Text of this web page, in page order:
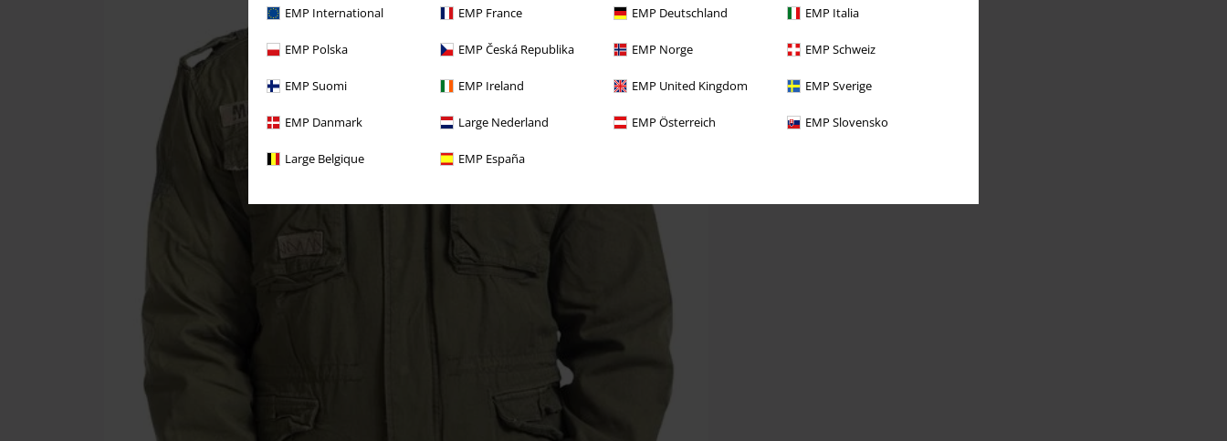
EMP International EMP France EMP Deutschland EMP Italia
EMP Polska EMP Česká Republika EMP Norge EMP Schweiz
EMP Suomi EMP Ireland EMP United Kingdom EMP Sverige
EMP Danmark Large Nederland EMP Österreich EMP Slovensko
Large Belgique EMP España